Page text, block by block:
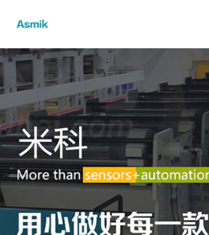
米科首页
关于我们
电磁流量计
米科新闻